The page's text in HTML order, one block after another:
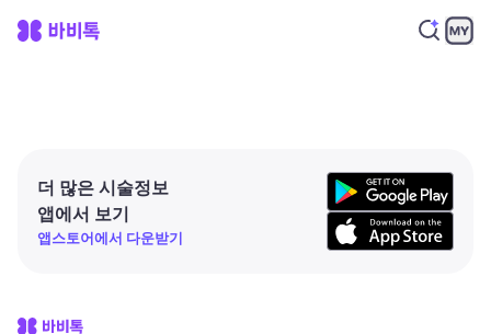
더 많은 시술정보
앱에서 보기
앱스토어에서 다운받기